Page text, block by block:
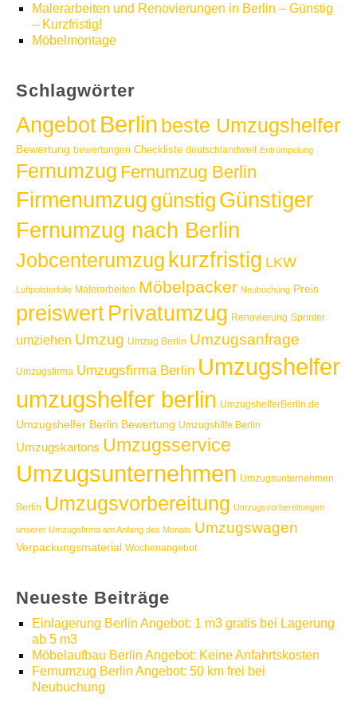
Malerarbeiten und Renovierungen in Berlin – Günstig
– Kurzfristig!
Möbelmontage
Schlagwörter
AngebotBerlin beste Umzugshelfer
Bewertung bewertungen Checkliste deutschlandweit Entrümpelung
Fernumzug Fernumzug Berlin
Firmenumzug günstig Günstiger
Fernumzug nach Berlin
Jobcenterumzug kurzfristig LKW
Luftpolsterfolie Malerarbeiten Möbelpacker Neubuchung Preis
preiswert Privatumzug Renovierung Sprinter
umziehen Umzug Umzug Berlin Umzugsanfrage
Umzugsfirma Umzugsfirma Berlin Umzugshelfer
umzugshelfer berlin UmzugshelferBerlin.de
Umzugshelfer Berlin Bewertung Umzugshilfe Berlin
Umzugskartons Umzugsservice
Umzugsunternehmen Umzugsunternehmen
Berlin Umzugsvorbereitung Umzugsvorbereitungen
unserer Umzugsfirma am Anfang des Monats Umzugswagen
Verpackungsmaterial Wochenangebot
Neueste Beiträge
Einlagerung Berlin Angebot: 1 m3 gratis bei Lagerung
ab 5 m3
Möbelaufbau Berlin Angebot: Keine Anfahrtskosten
Fernumzug Berlin Angebot: 50 km frei bei
Neubuchung